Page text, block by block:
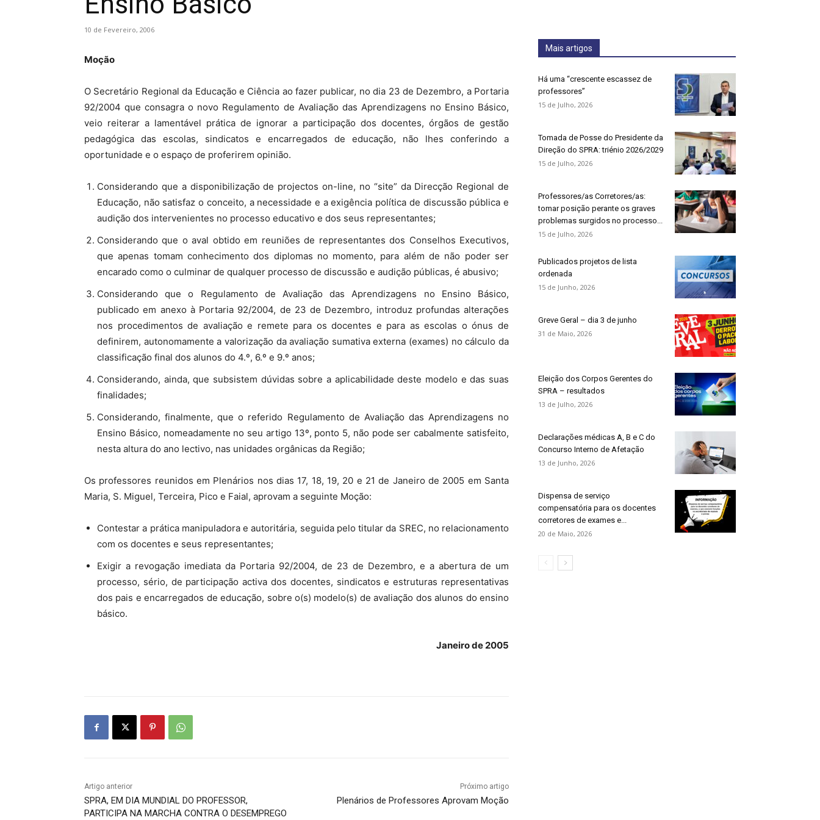
10 de Fevereiro, 2006
Moção
O Secretário Regional da Educação e Ciência ao fazer publicar, no dia 23 de Dezembro, a Portaria
92/2004 que consagra o novo Regulamento de Avaliação das Aprendizagens no Ensino Básico,
veio reiterar a lamentável prática de ignorar a participação dos docentes, órgãos de gestão
pedagógica das escolas, sindicatos e encarregados de educação, não lhes conferindo a
oportunidade e o espaço de proferirem opinião.
Considerando que a disponibilização de projectos on-line, no “site” da Direcção Regional de
Educação, não satisfaz o conceito, a necessidade e a exigência política de discussão pública e
audição dos intervenientes no processo educativo e dos seus representantes;
Considerando que o aval obtido em reuniões de representantes dos Conselhos Executivos,
que apenas tomam conhecimento dos diplomas no momento, para além de não poder ser
encarado como o culminar de qualquer processo de discussão e audição públicas, é abusivo;
Considerando que o Regulamento de Avaliação das Aprendizagens no Ensino Básico,
publicado em anexo à Portaria 92/2004, de 23 de Dezembro, introduz profundas alterações
nos procedimentos de avaliação e remete para os docentes e para as escolas o ónus de
definirem, autonomamente a valorização da avaliação sumativa externa (exames) no cálculo da
classificação final dos alunos do 4.º, 6.º e 9.º anos;
Considerando, ainda, que subsistem dúvidas sobre a aplicabilidade deste modelo e das suas
finalidades;
Considerando, finalmente, que o referido Regulamento de Avaliação das Aprendizagens no
Ensino Básico, nomeadamente no seu artigo 13º, ponto 5, não pode ser cabalmente satisfeito,
nesta altura do ano lectivo, nas unidades orgânicas da Região;
Os professores reunidos em Plenários nos dias 17, 18, 19, 20 e 21 de Janeiro de 2005 em Santa
Maria, S. Miguel, Terceira, Pico e Faial, aprovam a seguinte Moção:
Contestar a prática manipuladora e autoritária, seguida pelo titular da SREC, no relacionamento
com os docentes e seus representantes;
Exigir a revogação imediata da Portaria 92/2004, de 23 de Dezembro, e a abertura de um
processo, sério, de participação activa dos docentes, sindicatos e estruturas representativas
dos pais e encarregados de educação, sobre o(s) modelo(s) de avaliação dos alunos do ensino
básico.
Janeiro de 2005
Artigo anterior
SPRA, EM DIA MUNDIAL DO PROFESSOR,
PARTICIPA NA MARCHA CONTRA O DESEMPREGO
Próximo artigo
Plenários de Professores Aprovam Moção
Mais artigos
Há uma “crescente escassez de
professores”
15 de Julho, 2026
Tomada de Posse do Presidente da
Direção do SPRA: triénio 2026/2029
15 de Julho, 2026
Professores/as Corretores/as:
tomar posição perante os graves
problemas surgidos no processo...
15 de Julho, 2026
Publicados projetos de lista
ordenada
15 de Junho, 2026
Greve Geral – dia 3 de junho
31 de Maio, 2026
Eleição dos Corpos Gerentes do
SPRA – resultados
13 de Julho, 2026
Declarações médicas A, B e C do
Concurso Interno de Afetação
13 de Junho, 2026
Dispensa de serviço
compensatória para os docentes
corretores de exames e...
20 de Maio, 2026